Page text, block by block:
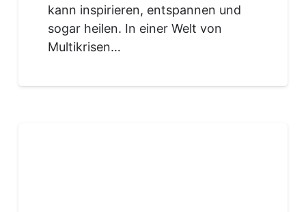
kann inspirieren, entspannen und
sogar heilen. In einer Welt von
Multikrisen…